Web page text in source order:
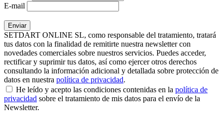
E-mail
SETDART ONLINE SL, como responsable del tratamiento, tratará
tus datos con la finalidad de remitirte nuestra newsletter con
novedades comerciales sobre nuestros servicios. Puedes acceder,
rectificar y suprimir tus datos, así como ejercer otros derechos
consultando la información adicional y detallada sobre protección de
datos en nuestra política de privacidad.
He leído y acepto las condiciones contenidas en la política de
privacidad sobre el tratamiento de mis datos para el envío de la
Newsletter.